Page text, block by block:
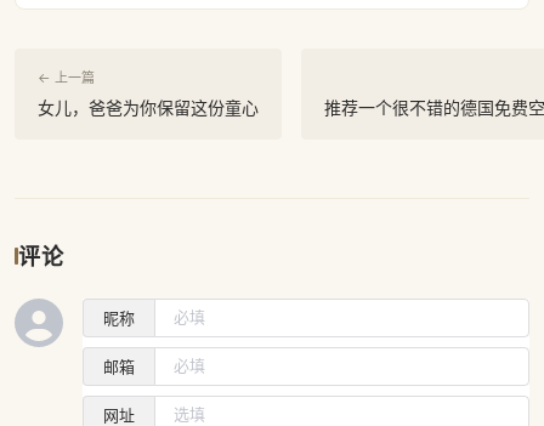
← 上一篇
女儿，爸爸为你保留这份童心 推荐一个很不错的德国免费
评论
昵称
邮箱
网址